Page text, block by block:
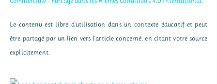
Le contenu est libre d'utilisation dans un contexte éducatif et peut
être partagé par un lien vers l'article concerné, en citant votre source
explicitement.